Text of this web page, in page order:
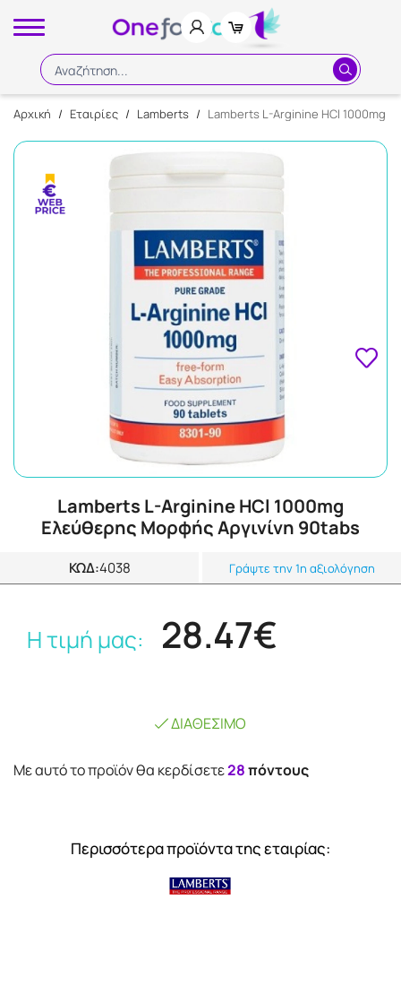
Αναζήτηση...
Αναζήτηση
Αρχική / Εταιρίες / Lamberts / Lamberts L-Arginine HCl 1000mg
Lamberts L-Arginine HCl 1000mg
Ελεύθερης Μορφής Αργινίνη 90tabs
ΚΩΔ:4038 Γράψτε την 1η αξιολόγηση
Η τιμή μας: 28.47€
ΔΙΑΘΈΣΙΜΟ
Mε αυτό το προϊόν θα κερδίσετε28πόντους
Περισσότερα προϊόντα της εταιρίας: